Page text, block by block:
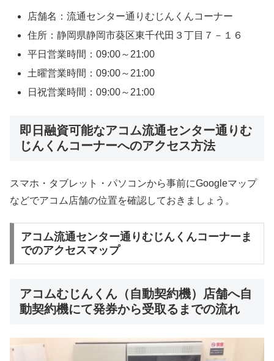
店舗名：流通センター通りむじんくんコーナー
住所：静岡県静岡市葵区東千代田３丁目７－１６
平日営業時間：09:00～21:00
土曜営業時間：09:00～21:00
日祝営業時間：09:00～21:00
即日融資可能なアコム流通センター通りむ
じんくんコーナーへのアクセス方法
スマホ・タブレット・パソコンから事前にGoogleマップ
などでアコム店舗の位置を確認しておきましょう。
アコム流通センター通りむじんくんコーナーま
でのアクセスマップ
アコムむじんくん（自動契約機）店舗へ自
動契約機にて発券から受取るまでの流れ